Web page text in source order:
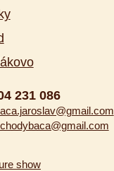
231 086